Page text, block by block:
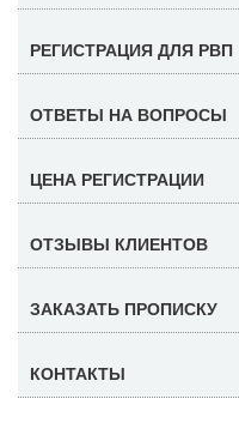
РЕГИСТРАЦИЯ ДЛЯ РВП
ОТВЕТЫ НА ВОПРОСЫ
ЦЕНА РЕГИСТРАЦИИ
ОТЗЫВЫ КЛИЕНТОВ
ЗАКАЗАТЬ ПРОПИСКУ
КОНТАКТЫ